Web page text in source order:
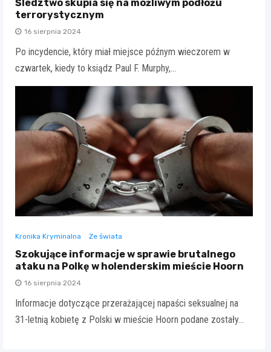
Śledztwo skupia się na możliwym podłożu
terrorystycznym
16 sierpnia 2024
Po incydencie, który miał miejsce późnym wieczorem w
czwartek, kiedy to ksiądz Paul F. Murphy,…
Kronika Kryminalna Ze świata
Szokujące informacje w sprawie brutalnego
ataku na Polkę w holenderskim mieście Hoorn
16 sierpnia 2024
Informacje dotyczące przerażającej napaści seksualnej na
31-letnią kobietę z Polski w mieście Hoorn podane zostały…